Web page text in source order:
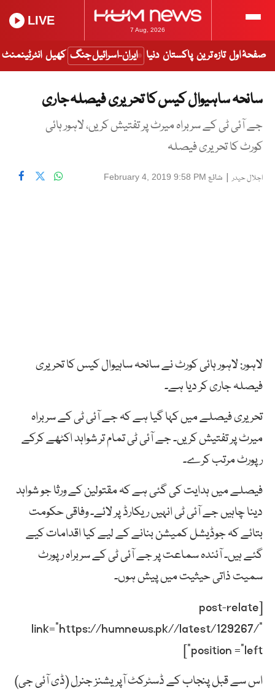
7 Aug, 2026
LIVE
صفحۂ اول تازہ ترین پاکستان دنیا ایران-اسرائیل جنگ کھیل انٹرٹینمنٹ
سانحہ ساہیوال کیس کا تحریری فیصلہ جاری
جے آئی ٹی کے سربراہ میرٹ پر تفتیش کریں، لاہور ہائی
کورٹ کا تحریری فیصلہ
اجلال حیدر| شائع February 4, 2019 9:58 PM
لاہور: لاہور ہائی کورٹ نے سانحہ ساہیوال کیس کا تحریری
فیصلہ جاری کر دیا ہے۔
تحریری فیصلے میں کہا گیا ہے کہ جے آئی ٹی کے سربراہ
میرٹ پر تفتیش کریں۔ جے آئی ٹی تمام تر شواہد اکٹھے کرکے
رپورٹ مرتب کرے۔
فیصلے میں ہدایت کی گئی ہے کہ مقتولین کے ورثا جو شواہد
دینا چاہیں جے آئی ٹی انہیں ریکارڈ پر لائے۔ وفاقی حکومت
بتائے کہ جوڈیشل کمیشن بنانے کے لیے کیا اقدامات کیے
گئے ہیں۔ آئندہ سماعت پر جے آئی ٹی کے سربراہ رپورٹ
سمیت ذاتی حیثیت میں پیش ہوں۔
[post-relate
link=”https://humnews.pk//latest/129267/”
position =”left”]
اس سے قبل پنجاب کے ڈسٹرکٹ آپریشنز جنرل (ڈی آئی جی)